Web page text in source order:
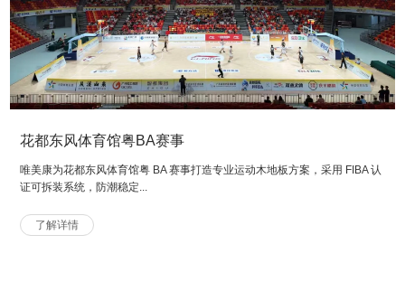
花都东风体育馆粤BA赛事
唯美康为花都东风体育馆粤 BA 赛事打造专业运动木地板方案，采用 FIBA 认
证可拆装系统，防潮稳定...
了解详情